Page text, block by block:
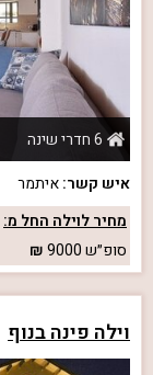
6 חדרי שינה
איש קשר:איתמר
מחיר לוילה החל מ:
סופ״ש9000
וילה פינה בנוף